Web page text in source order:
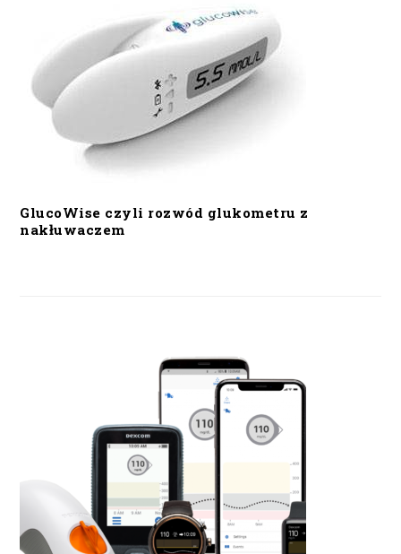
GlucoWise czyli rozwód glukometru z
nakłuwaczem